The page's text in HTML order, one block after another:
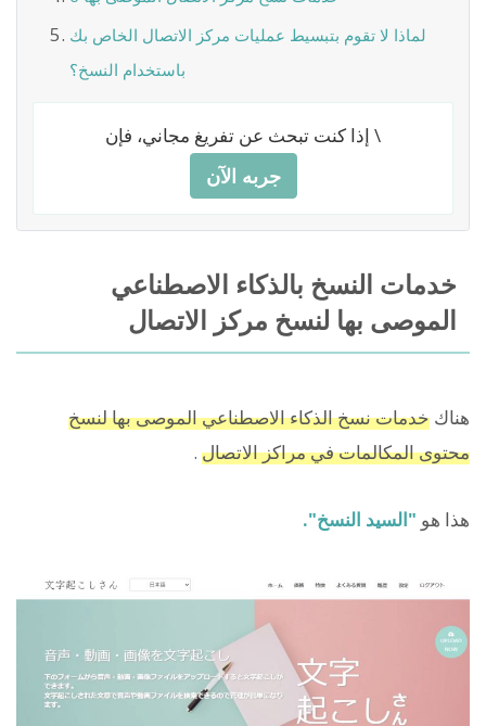
لماذا لا تقوم بتبسيط عمليات مركز الاتصال الخاص بك
باستخدام النسخ؟
إذا كنت تبحث عن تفريغ مجاني، فإن \
جربه الآن
خدمات النسخ بالذكاء الاصطناعي
الموصى بها لنسخ مركز الاتصال
هناك خدمات نسخ الذكاء الاصطناعي الموصى بها لنسخ
محتوى المكالمات في مراكز الاتصال .
هذا هو "السيد النسخ".